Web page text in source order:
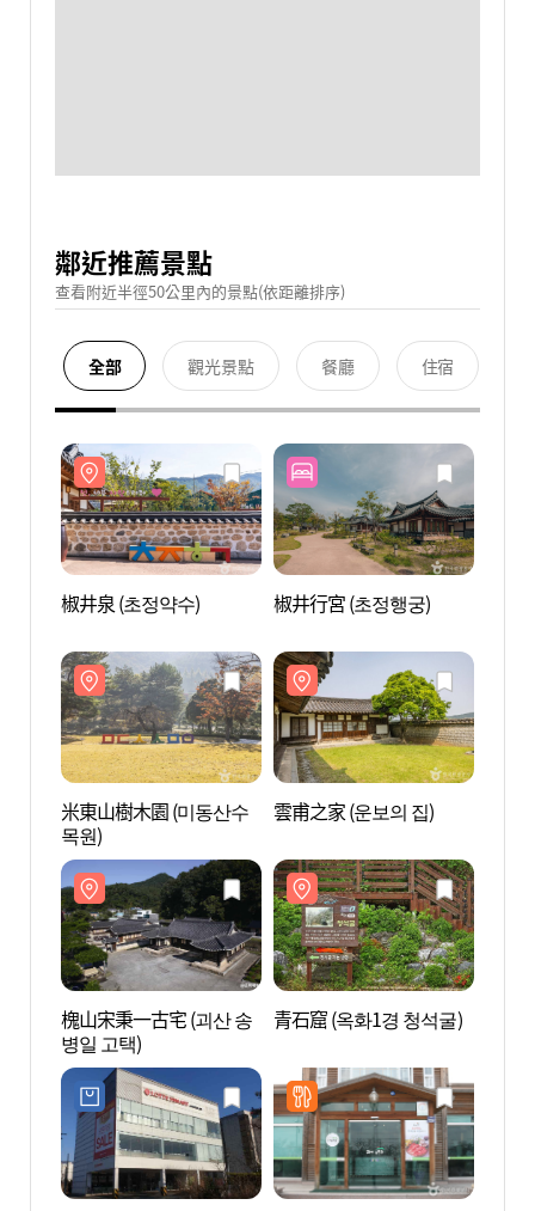
鄰近推薦景點
查看附近半徑50公里內的景點(依距離排序)
全部 觀光景點 餐廳 住宿
椒井泉 (초정약수) 椒井行宮 (초정행궁)
米東山樹木園 (미동산수
목원)
雲甫之家 (운보의 집)
槐山宋秉一古宅 (괴산 송
병일 고택)
青石窟 (옥화1경 청석굴)